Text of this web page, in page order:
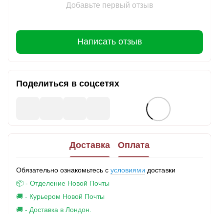
Добавьте первый отзыв
Написать отзыв
Поделиться в соцсетях
Доставка Оплата
Обязательно ознакомьтесь с условиями доставки
📦 - Отделение Новой Почты
🚚 - Курьером Новой Почты
🚚 - Доставка в Лондон.